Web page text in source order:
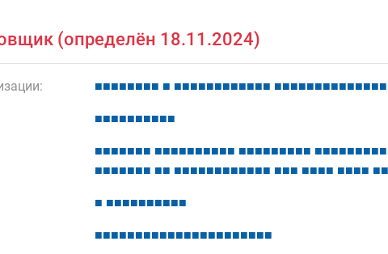
(определён 18.11.2024)
■■■■■■■■ ■ ■■■■■■■■■■■■ ■■■■■■■■■■■■■■
■■■■■■■■■■
■■■■■■■ ■■■■■■■■■■ ■■■■■■■■■ ■■■■■■■■■
■■■■■■■ ■■ ■■■■■■■■■■■■ ■■■ ■■■■ ■■■■ ■■
■ ■■■■■■■■■■
■■■■■■■■■■■■■■■■■■■■■■